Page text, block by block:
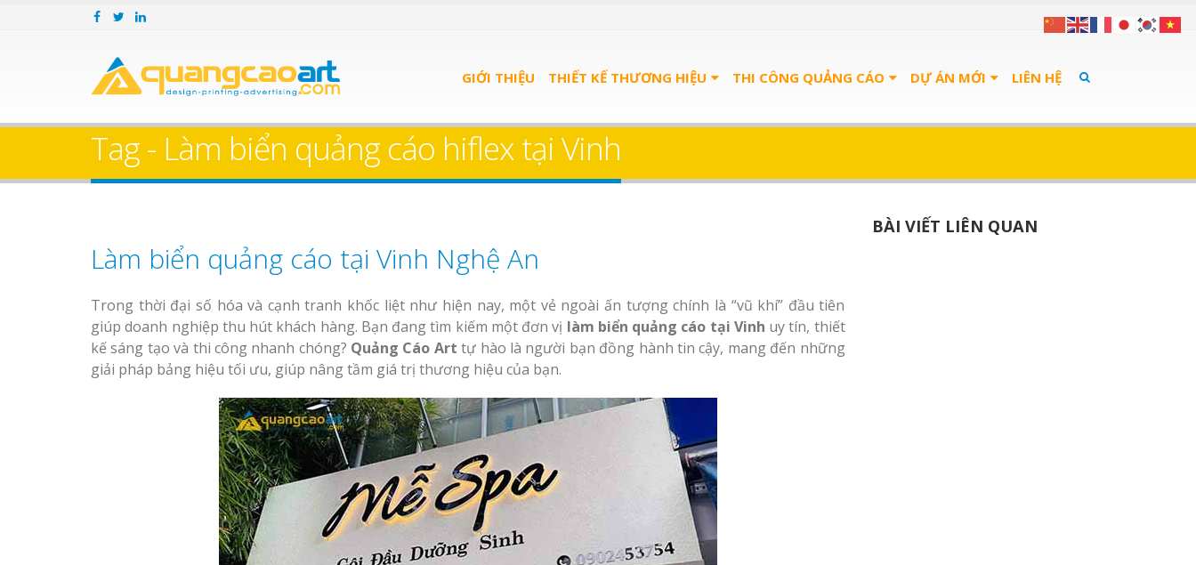
GIỚI THIỆU THIẾT KẾ THƯƠNG HIỆU THI CÔNG QUẢNG CÁO DỰ ÁN MỚI LIÊN HỆ
Tag - Làm biển quảng cáo hiflex tại Vinh
Làm biển quảng cáo tại Vinh Nghệ An
Trong thời đại số hóa và cạnh tranh khốc liệt như hiện nay, một vẻ ngoài ấn tượng chính là “vũ khí” đầu tiên
giúp doanh nghiệp thu hút khách hàng. Bạn đang tìm kiếm một đơn vị làm biển quảng cáo tại Vinh uy tín, thiết
kế sáng tạo và thi công nhanh chóng? Quảng Cáo Art tự hào là người bạn đồng hành tin cậy, mang đến những
giải pháp bảng hiệu tối ưu, giúp nâng tầm giá trị thương hiệu của bạn.
BÀI VIẾT LIÊN QUAN